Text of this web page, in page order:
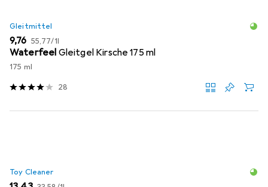
Gleitmittel
EUR
9,76 EUR
55,77/1l
Waterfeel Gleitgel Kirsche 175 ml
175 ml
28
Toy Cleaner
EUR